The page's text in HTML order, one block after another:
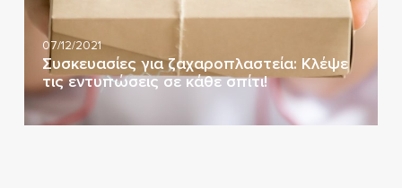
07/12/2021
Συσκευασίες για ζαχαροπλαστεία: Κλέψε
τις εντυπώσεις σε κάθε σπίτι!